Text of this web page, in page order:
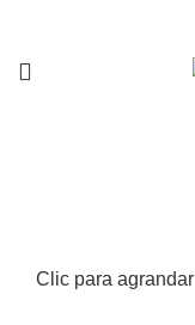
Clic para agrandar